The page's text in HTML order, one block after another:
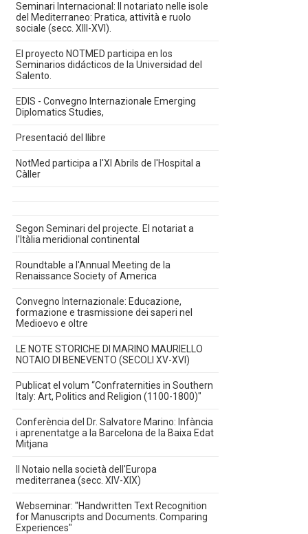
Seminari Internacional: Il notariato nelle isole
del Mediterraneo: Pratica, attività e ruolo
sociale (secc. XIII-XVI).
El proyecto NOTMED participa en los
Seminarios didácticos de la Universidad del
Salento.
EDIS - Convegno Internazionale Emerging
Diplomatics Studies,
Presentació del llibre
NotMed participa a l'XI Abrils de l'Hospital a
Càller
Segon Seminari del projecte. El notariat a
l'Itàlia meridional continental
Roundtable a l'Annual Meeting de la
Renaissance Society of America
Convegno Internazionale: Educazione,
formazione e trasmissione dei saperi nel
Medioevo e oltre
LE NOTE STORICHE DI MARINO MAURIELLO
NOTAIO DI BENEVENTO (SECOLI XV-XVI)
Publicat el volum “Confraternities in Southern
Italy: Art, Politics and Religion (1100-1800)"
Conferència del Dr. Salvatore Marino: Infància
i aprenentatge a la Barcelona de la Baixa Edat
Mitjana
Il Notaio nella società dell'Europa
mediterranea (secc. XIV-XIX)
Webseminar: "Handwritten Text Recognition
for Manuscripts and Documents. Comparing
Experiences"